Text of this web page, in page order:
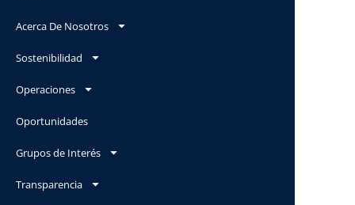
Acerca De Nosotros
Sostenibilidad
Operaciones
Oportunidades
Grupos de Interés
Transparencia